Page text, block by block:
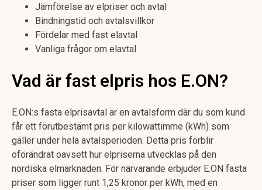
Jämförelse av elpriser och avtal
Bindningstid och avtalsvillkor
Fördelar med fast elavtal
Vanliga frågor om elavtal
Vad är fast elpris hos E.ON?
E.ON:s fasta elprisavtal är en avtalsform där du som kund
får ett förutbestämt pris per kilowattimme (kWh) som
gäller under hela avtalsperioden. Detta pris förblir
oförändrat oavsett hur elpriserna utvecklas på den
nordiska elmarknaden. För närvarande erbjuder E.ON fasta
priser som ligger runt 1,25 kronor per kWh, med en